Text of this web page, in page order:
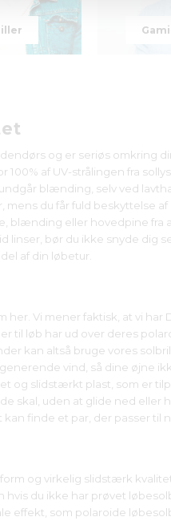
og er seriøs omkring
af UV-strålingen fra
blænding, selv ved
mens du får fuld beskyttelse
eller hovedpine fra
linser, bør du ikke snyde dig
af din løbetur.
her. Vi mener faktisk, at vi
til løb har ud over deres
kan altså bruge vores
vind, så dine øjne
og slidstærkt plast, som er
skal, uden at glide ned eller
finde et par, der passer til
og virkelig slidstærk
du ikke har prøvet
effekt, som polaroide